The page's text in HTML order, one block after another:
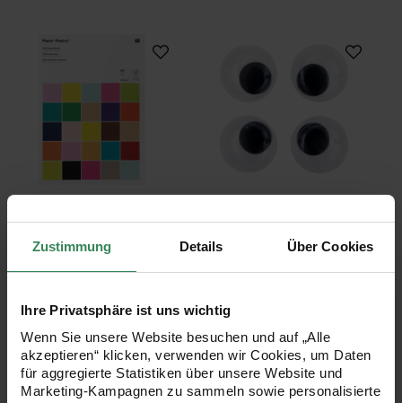
Zustimmung Details Über Cookies
Ihre Privatsphäre ist uns wichtig
Wenn Sie unsere Website besuchen und auf „Alle
akzeptieren“ klicken, verwenden wir Cookies, um Daten
für aggregierte Statistiken über unsere Website und
Marketing-Kampagnen zu sammeln sowie personalisierte
Paper Poetry Bastelblock Super Multi Colours
Paper Poetry Bastelblock
Inhalt:
2,49 qm (6,42 € / 1 qm)
Wackelaugen
Wackelaugen klassisch
Paper Poetry Bastelblock Super Rainbow
DIY Set Basteln